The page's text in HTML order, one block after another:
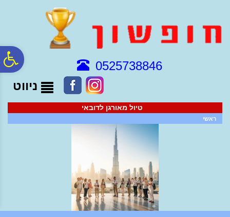
נגישות
0525738846
ניווט
טיול מאורגן לדובאי
ראשי